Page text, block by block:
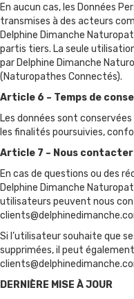
En aucun cas, les Données
transmises à des acteurs
Delphine Dimanche
partis tiers. La seule
par Delphine Dimanche
(Naturopathes Connectés).
Article 6 – Temps de
Les données sont
les finalités poursuivies,
Article 7 – Nous contacter
En cas de questions ou des
Delphine Dimanche
utilisateurs peuvent nous
Si l’utilisateur souhaite que
supprimées, il peut
DERNIÈRE MISE À JOUR